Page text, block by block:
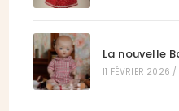
La nouvelle
11 FÉVRIER 2026 /